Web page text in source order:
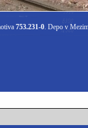
753.231-0 . Depo v